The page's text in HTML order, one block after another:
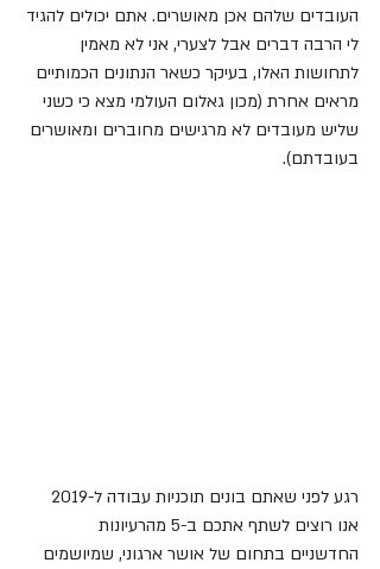
העובדים שלהם אכן מאושרים. אתם יכולים להגיד
לי הרבה דברים אבל לצערי, אני לא מאמין
לתחושות האלו, בעיקר כשאר הנתונים הכמותיים
מראים אחרת (מכון גאלום העולמי מצא כי כשני
שליש מעובדים לא מרגישים מחוברים ומאושרים
בעובדתם).
אנו רוצים לשתף אתכם ב-5 מהרעיונות
החדשניים בתחום של אושר ארגוני, שמיושמים